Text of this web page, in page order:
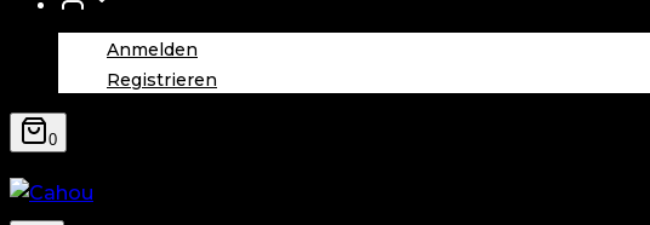
Anmelden
Registrieren
0